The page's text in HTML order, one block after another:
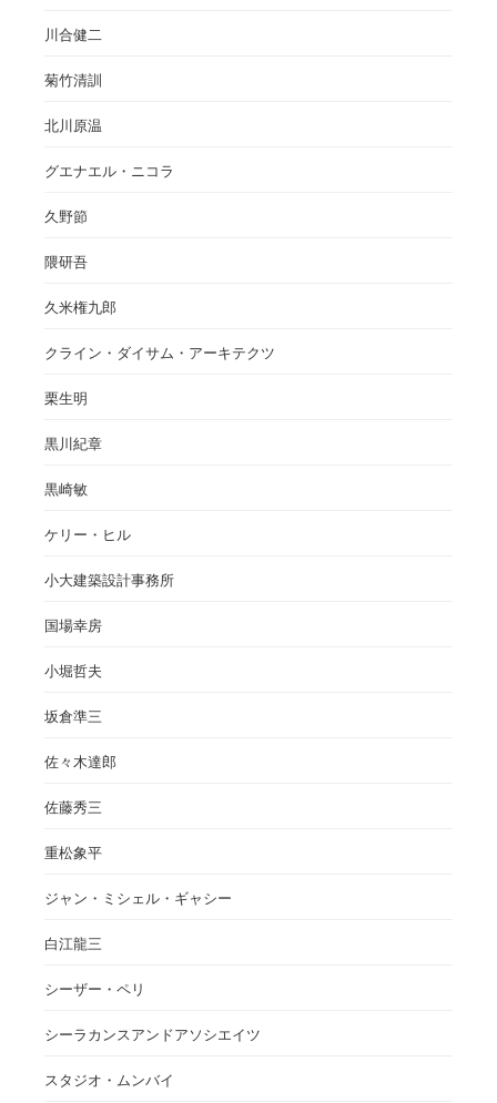
川合健二
菊竹清訓
北川原温
グエナエル・ニコラ
久野節
隈研吾
久米権九郎
クライン・ダイサム・アーキテクツ
栗生明
黒川紀章
黒崎敏
ケリー・ヒル
小大建築設計事務所
国場幸房
小堀哲夫
坂倉準三
佐々木達郎
佐藤秀三
重松象平
ジャン・ミシェル・ギャシー
白江龍三
シーザー・ペリ
シーラカンスアンドアソシエイツ
スタジオ・ムンバイ